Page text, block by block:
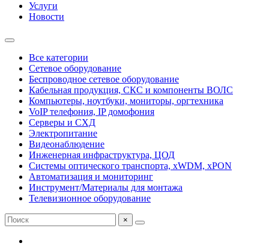
Услуги
Новости
Все категории
Сетевое оборудование
Беспроводное сетевое оборудование
Кабельная продукция, СКС и компоненты ВОЛС
Компьютеры, ноутбуки, мониторы, оргтехника
VoIP телефония, IP домофония
Серверы и СХД
Электропитание
Видеонаблюдение
Инженерная инфраструктура, ЦОД
Системы оптического транспорта, xWDM, xPON
Автоматизация и мониторинг
Инструмент/Материалы для монтажа
Телевизионное оборудование
×